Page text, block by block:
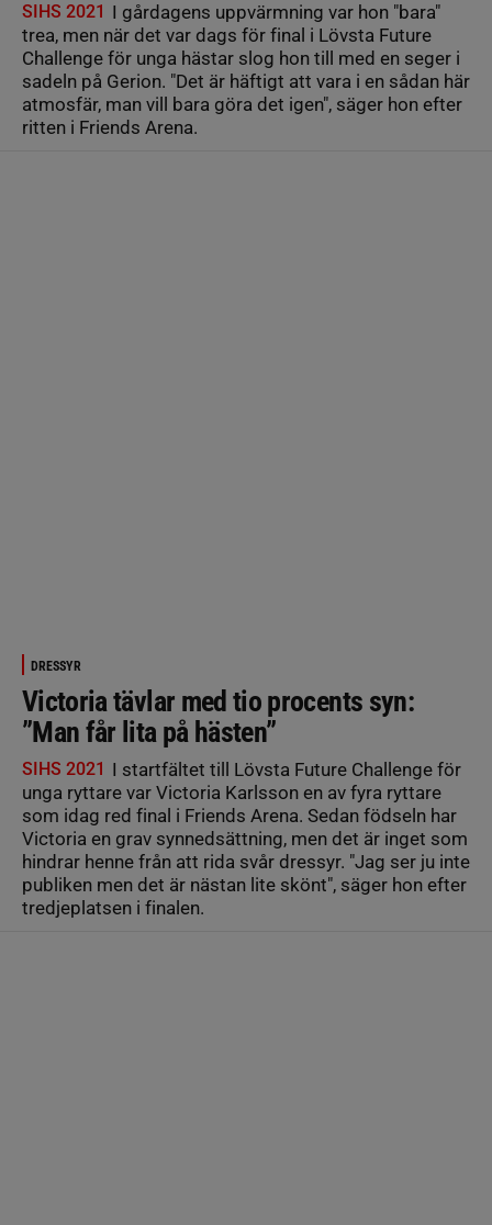
SIHS 2021 I gårdagens uppvärmning var hon "bara"
trea, men när det var dags för final i Lövsta Future
Challenge för unga hästar slog hon till med en seger i
sadeln på Gerion. "Det är häftigt att vara i en sådan här
atmosfär, man vill bara göra det igen", säger hon efter
ritten i Friends Arena.
DRESSYR
Victoria tävlar med tio procents syn:
”Man får lita på hästen”
SIHS 2021 I startfältet till Lövsta Future Challenge för
unga ryttare var Victoria Karlsson en av fyra ryttare
som idag red final i Friends Arena. Sedan födseln har
Victoria en grav synnedsättning, men det är inget som
hindrar henne från att rida svår dressyr. "Jag ser ju inte
publiken men det är nästan lite skönt", säger hon efter
tredjeplatsen i finalen.